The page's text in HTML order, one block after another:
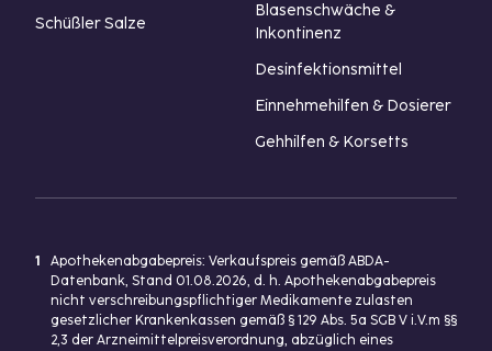
Schüßler Salze
Blasenschwäche &
Inkontinenz
Desinfektionsmittel
Einnehmehilfen & Dosierer
Gehhilfen & Korsetts
1
Apothekenabgabepreis: Verkaufspreis gemäß ABDA-
Datenbank, Stand 01.08.2026, d. h. Apothekenabgabepreis
nicht verschreibungspflichtiger Medikamente zulasten
gesetzlicher Krankenkassen gemäß § 129 Abs. 5a SGB V i.V.m §§
2,3 der Arzneimittelpreisverordnung, abzüglich eines